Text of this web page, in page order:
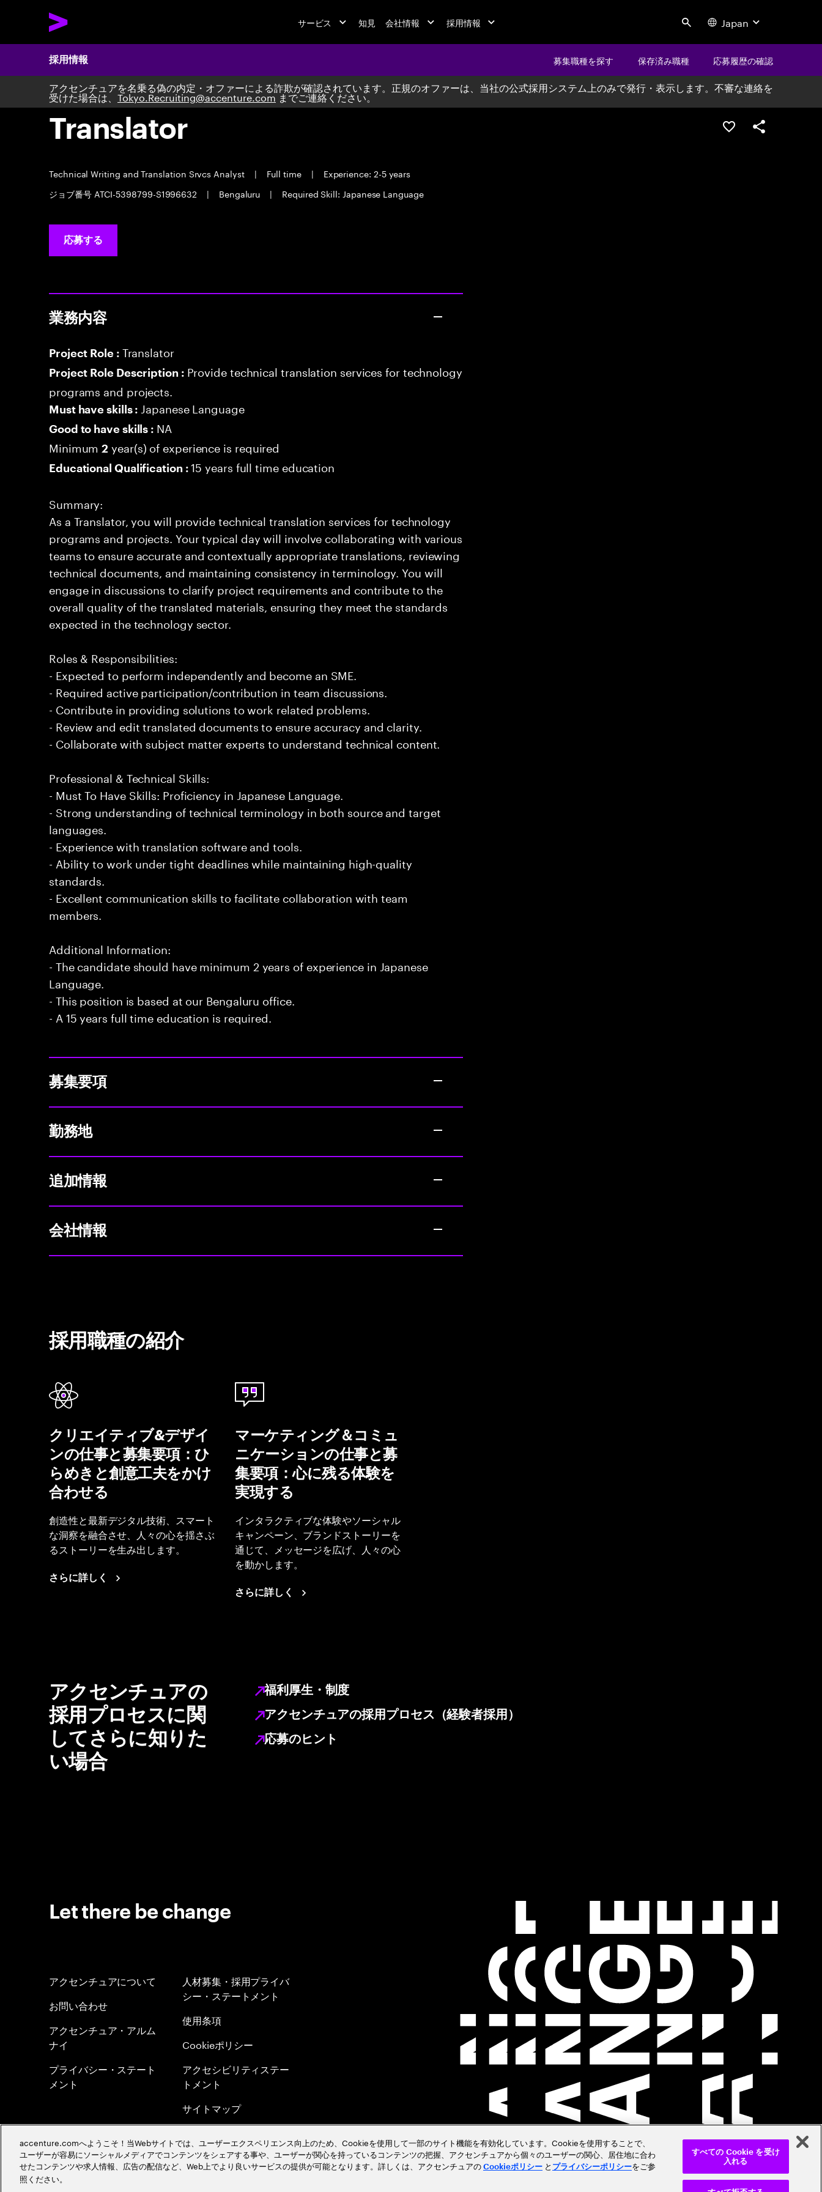
サービス 知見 会社情報 採用情報 Search Japan
採用情報 募集職種を探す 保存済み職種 応募履歴の確認
アクセンチュアを名乗る偽の内定・オファーによる詐欺が確認されています。正規のオファーは、当社の公式採用システム上のみで発行・表示します。不審な連絡を
受けた場合は、 Tokyo.Recruiting@accenture.comまでご連絡ください。
Translator
Technical Writing and Translation Srvcs Analyst | Full time |
Experience: 2-5 years
ジョブ番号 ATCI-5398799-S1996632
| Bengaluru | Required Skill: Japanese Language
ポジションを保存す
シェア
応募する
業務内容
Project Role : Translator
Project Role Description : Provide technical translation services for technology
programs and projects.
Must have skills : Japanese Language
Good to have skills : NA
Minimum2 year(s) of experience is required
Educational Qualification :15 years full time education
Summary:
As a Translator, you will provide technical translation services for technology
programs and projects. Your typical day will involve collaborating with various
teams to ensure accurate and contextually appropriate translations, reviewing
technical documents, and maintaining consistency in terminology. You will
engage in discussions to clarify project requirements and contribute to the
overall quality of the translated materials, ensuring they meet the standards
expected in the technology sector.
Roles & Responsibilities:
- Expected to perform independently and become an SME.
- Required active participation/contribution in team discussions.
- Contribute in providing solutions to work related problems.
- Review and edit translated documents to ensure accuracy and clarity.
- Collaborate with subject matter experts to understand technical content.
Professional & Technical Skills:
- Must To Have Skills: Proficiency in Japanese Language.
- Strong understanding of technical terminology in both source and target
languages.
- Experience with translation software and tools.
- Ability to work under tight deadlines while maintaining high-quality
standards.
- Excellent communication skills to facilitate collaboration with team
members.
Additional Information:
- The candidate should have minimum 2 years of experience in Japanese
Language.
- This position is based at our Bengaluru office.
- A 15 years full time education is required.
募集要項
勤務地
追加情報
会社情報
採用職種の紹介
クリエイティブ&デザイ
ンの仕事と募集要項：ひ
らめきと創意工夫をかけ
合わせる
創造性と最新デジタル技術、スマート
な洞察を融合させ、人々の心を揺さぶ
るストーリーを生み出します。
さらに詳しく
マーケティング＆コミュ
ニケーションの仕事と募
集要項：心に残る体験を
実現する
インタラクティブな体験やソーシャル
キャンペーン、ブランドストーリーを
通じて、メッセージを広げ、人々の心
を動かします。
さらに詳しく
アクセンチュアの
採用プロセスに関
してさらに知りた
い場合
福利厚生・制度
アクセンチュアの採用プロセス（経験者採用）
応募のヒント
Let there be change
アクセンチュアについて
お問い合わせ
アクセンチュア・アルム
ナイ
プライバシー・ステート
メント
人材募集・採用プライバ
シー・ステートメント
使用条項
Cookieポリシー
アクセシビリティステー
トメント
サイトマップ
シー
採用イベント情報を見る
accenture.comへようこそ！当Webサイトでは、ユーザーエクスペリエンス向上のため、Cookieを使用して一部のサイト機能を有効化しています。Cookieを使用することで、
ユーザーが容易にソーシャルメディアでコンテンツをシェアする事や、ユーザーが関心を持っているコンテンツの把握、アクセンチュアから個々のユーザーの関心、居住地に合わ
せたコンテンツや求人情報、広告の配信など、Web上でより良いサービスの提供が可能となります。詳しくは、アクセンチュアの Cookieポリシー と プライバシーポリシーをご参
照ください。
すべての Cookie を受け
入れる